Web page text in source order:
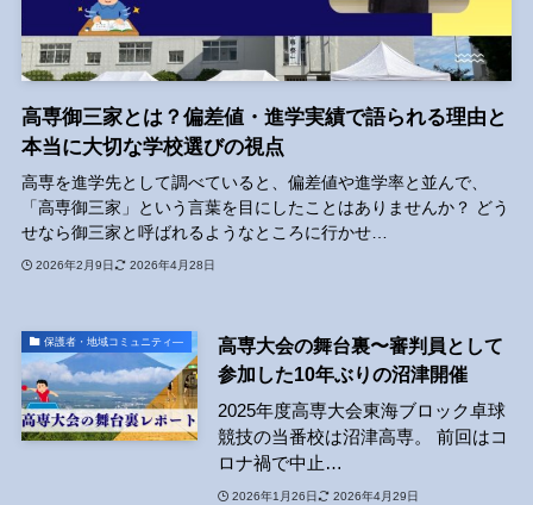
高専御三家とは？偏差値・進学実績で語られる理由と
本当に大切な学校選びの視点
高専を進学先として調べていると、偏差値や進学率と並んで、
「高専御三家」という言葉を目にしたことはありませんか？ どう
せなら御三家と呼ばれるようなところに行かせ…
2026年2月9日 2026年4月28日
保護者・地域コミュニティ―
高専大会の舞台裏〜審判員として
参加した10年ぶりの沼津開催
2025年度高専大会東海ブロック卓球
競技の当番校は沼津高専。 前回はコ
ロナ禍で中止…
2026年1月26日 2026年4月29日